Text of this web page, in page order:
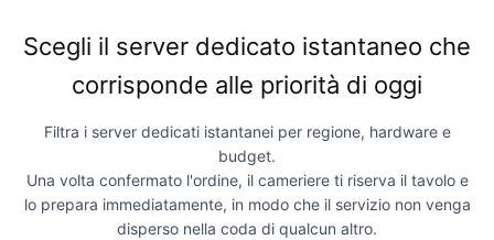
Scegli il server dedicato istantaneo che
corrisponde alle priorità di oggi
Filtra i server dedicati istantanei per regione, hardware e
budget.
Una volta confermato l'ordine, il cameriere ti riserva il tavolo e
lo prepara immediatamente, in modo che il servizio non venga
disperso nella coda di qualcun altro.